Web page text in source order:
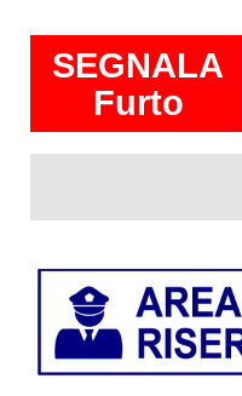
SEGNALA
Furto